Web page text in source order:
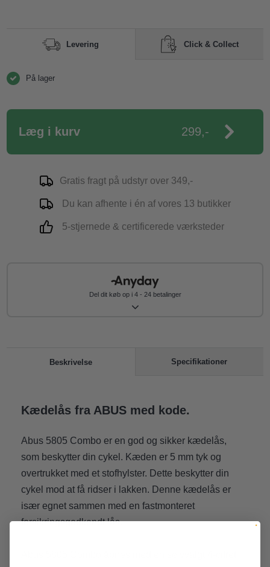
Levering Click & Collect
På lager
Læg i kurv 299,-
Gratis fragt på udstyr over 349,-
Du kan afhente i én af vores 13 butikker
5-stjernede & certificerede værksteder
Del dit køb op i 4 - 24 betalinger
Beskrivelse Specifikationer
Kædelås fra ABUS med kode.
Abus 5805 Combo er en god og sikker kædelås,
som beskytter din cykel. Kæden er 5 mm tyk og
overtrukket med et stofhylster. Dette beskytter din
cykel mod at få ridser i lakken. Denne kædelås er
især egnet sammen med en fastmonteret
forsikringsgodkendt lås.